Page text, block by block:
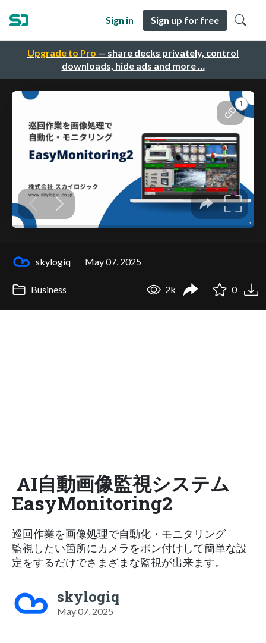
Upgrade to Pro — share decks privately, control
downloads, hide ads and more …
Sign in Sign up for free
skylogiq May 07, 2025
Business 2k 0
AI自動画像監視システム
EasyMonitoring2
巡回作業を画像処理で自動化・モニタリング
監視したい箇所にカメラをポン付けして簡単な設
定をするだけでさまざまな監視が出来ます。
skylogiq
May 07, 2025